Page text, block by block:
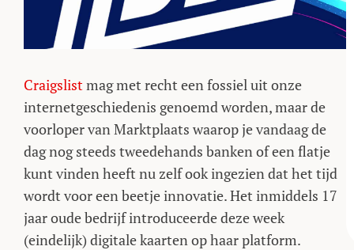
Craigslistmag met recht een fossiel uit onze
internetgeschiedenis genoemd worden, maar de
voorloper van Marktplaats waarop je vandaag de
dag nog steeds tweedehands banken of een flatje
kunt vinden heeft nu zelf ook ingezien dat het tijd
wordt voor een beetje innovatie. Het inmiddels 17
jaar oude bedrijf introduceerde deze week
(eindelijk) digitale kaarten op haar platform.